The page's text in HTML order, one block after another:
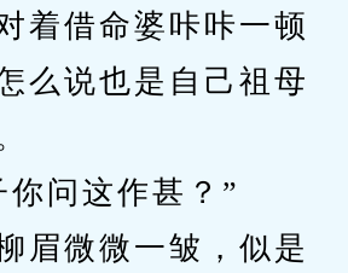
借命婆咔咔一顿
么说也是自己祖母
问这作甚？”
微微一皱，似是